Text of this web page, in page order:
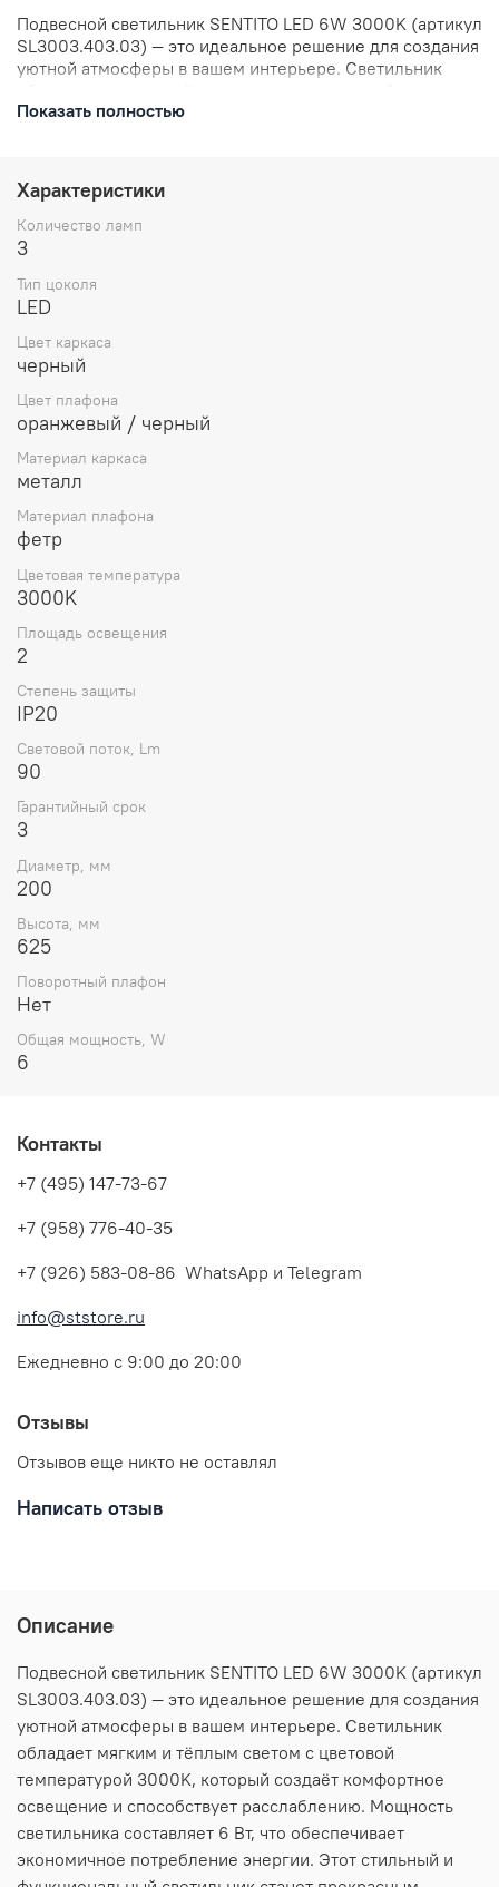
Подвесной светильник SENTITO LED 6W 3000K (артикул
SL3003.403.03) — это идеальное решение для создания
уютной атмосферы в вашем интерьере. Светильник
температурой 3000K, который создаёт комфортное
экономичное потребление энергии. Этот стильный и
функциональный светильник станет прекрасным
дополнением к вашему дому.
Показать полностью
Характеристики
Количество ламп
3
Тип цоколя
LED
Цвет каркаса
черный
Цвет плафона
оранжевый / черный
Материал каркаса
металл
Материал плафона
фетр
Цветовая температура
3000K
Площадь освещения
2
Степень защиты
IP20
Световой поток, Lm
90
Гарантийный срок
3
Диаметр, мм
200
Высота, мм
625
Поворотный плафон
Нет
Общая мощность, W
6
Контакты
+7 (495) 147-73-67
+7 (958) 776-40-35
+7 (926) 583-08-86 WhatsApp и Telegram
info@ststore.ru
Ежедневно с 9:00 до 20:00
Отзывы
Отзывов еще никто не оставлял
Написать отзыв
Описание
Подвесной светильник SENTITO LED 6W 3000K (артикул
SL3003.403.03) — это идеальное решение для создания
уютной атмосферы в вашем интерьере. Светильник
обладает мягким и тёплым светом с цветовой
температурой 3000K, который создаёт комфортное
освещение и способствует расслаблению. Мощность
светильника составляет 6 Вт, что обеспечивает
экономичное потребление энергии. Этот стильный и